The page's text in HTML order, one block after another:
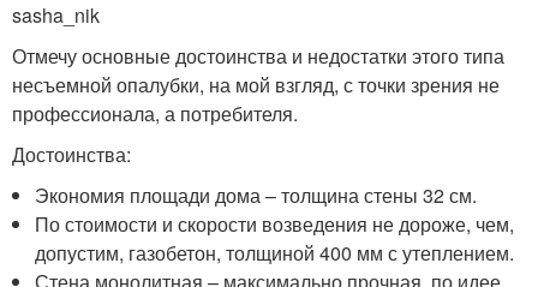
sasha_nik
Отмечу основные достоинства и недостатки этого типа
несъемной опалубки, на мой взгляд, с точки зрения не
профессионала, а потребителя.
Достоинства:
Экономия площади дома – толщина стены 32 см.
По стоимости и скорости возведения не дороже, чем,
допустим, газобетон, толщиной 400 мм с утеплением.